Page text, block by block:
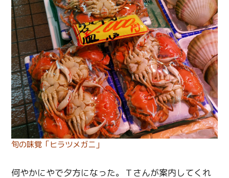
旬の味覚「ヒラツメガニ」
何やかにやで夕方になった。Ｔさんが案内してくれ